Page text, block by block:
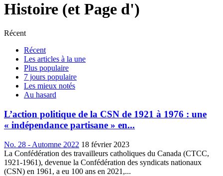
Histoire (et Page d')
Récent
Récent
Les articles à la une
Plus populaire
7 jours populaire
Les mieux notés
Au hasard
L’action politique de la CSN de 1921 à 1976 : une
« indépendance partisane » en...
No. 28 - Automne 2022 18 février 2023
La Confédération des travailleurs catholiques du Canada (CTCC,
1921-1961), devenue la Confédération des syndicats nationaux
(CSN) en 1961, a eu 100 ans en 2021,...